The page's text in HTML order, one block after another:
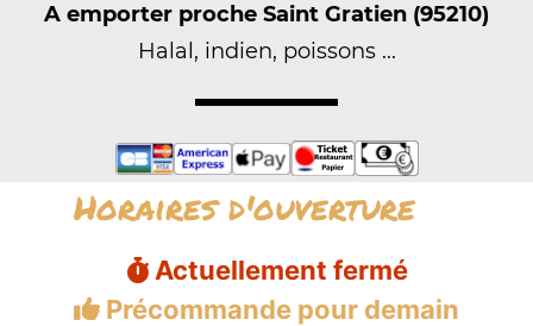
A emporter proche Saint Gratien (95210)
Halal, indien, poissons ...
Horaires d'ouverture
Actuellement fermé
Précommande pour demain